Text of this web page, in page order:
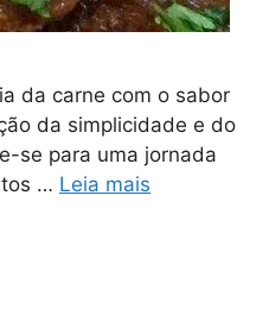
da carne com o sabor
da simplicidade e do
se para uma jornada
… Leia mais